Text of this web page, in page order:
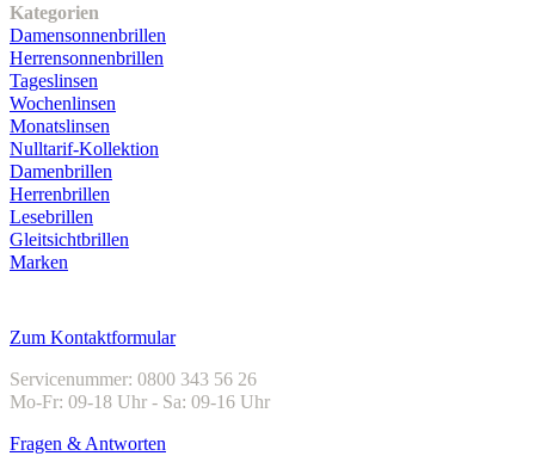
Kategorien
Damensonnenbrillen
Herrensonnenbrillen
Tageslinsen
Wochenlinsen
Monatslinsen
Nulltarif-Kollektion
Damenbrillen
Herrenbrillen
Lesebrillen
Gleitsichtbrillen
Marken
Zum Kontaktformular
Servicenummer: 0800 343 56 26
Mo-Fr: 09-18 Uhr - Sa: 09-16 Uhr
Fragen & Antworten